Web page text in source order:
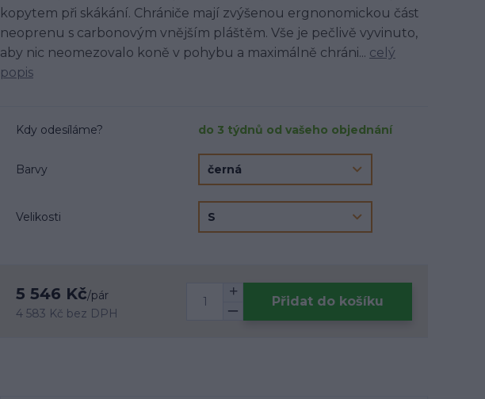
kopytem při skákání. Chrániče mají zvýšenou ergnonomickou část
neoprenu s carbonovým vnějším pláštěm. Vše je pečlivě vyvinuto,
aby nic neomezovalo koně v pohybu a maximálně chráni... celý
popis
Kdy odesíláme? do 3 týdnů od vašeho objednání
Barvy
Velikosti
5 546 Kč/pár
4 583 Kč bez DPH
Přidat do košíku